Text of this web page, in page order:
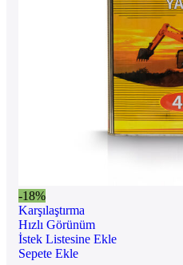
-18%
Karşılaştırma
Hızlı Görünüm
İstek Listesine Ekle
Sepete Ekle